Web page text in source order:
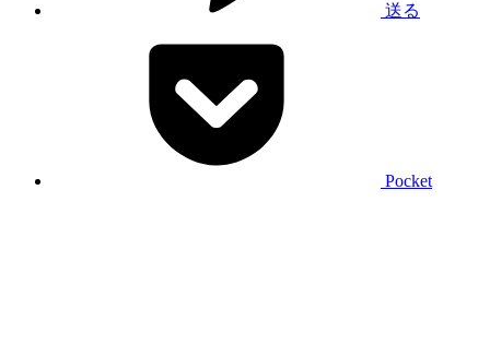
送る
Pocket